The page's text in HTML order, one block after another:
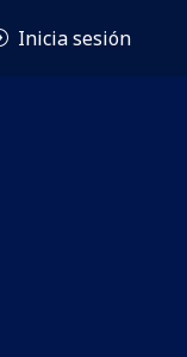
Inicia sesión